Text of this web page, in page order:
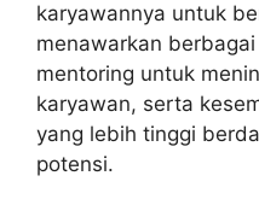
karyawannya untuk
menawarkan
mentoring untuk
karyawan, serta
yang lebih tinggi
potensi.